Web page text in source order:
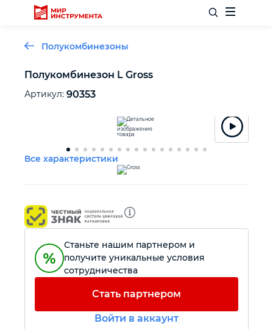
Отделочный инструмент
Слесарный инструмент
Столярный инструмент
Измерительный инструмент
Силовое оборудование
Автомобильный инструмент
Полукомбинезоны
Полукомбинезон L Gross
Артикул: 90353
Все характеристики
Станьте нашим партнером и
получите уникальные условия
сотрудничества
Стать партнером
Войти в аккаунт